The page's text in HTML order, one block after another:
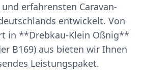
erfahrensten Caravan-
entwickelt. Von
in **Drebkau-Klein Oßnig**
B169) aus bieten wir Ihnen
Leistungspaket.